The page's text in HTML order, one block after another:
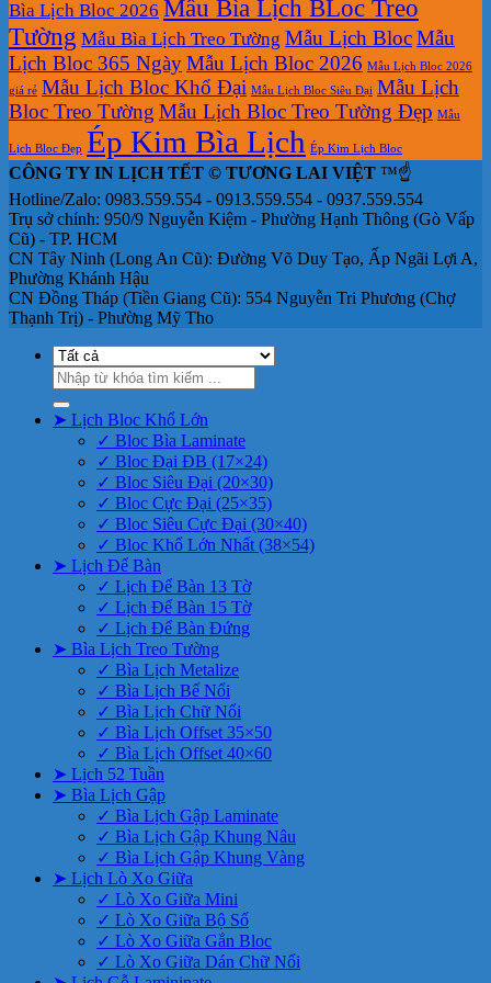
Bìa Lịch Bloc 2026 Mẫu Bìa Lịch BLoc Treo
Tường Mẫu Bìa Lịch Treo Tường Mẫu Lịch BlocMẫu
Lịch Bloc 365 NgàyMẫu Lịch Bloc 2026 Mẫu Lịch Bloc 2026
giá rẻ Mẫu Lịch Bloc Khổ Đại Mẫu Lịch Bloc Siêu Đại Mẫu Lịch
Bloc Treo Tường Mẫu Lịch Bloc Treo Tường Đẹp Mẫu
Lịch Bloc Đẹp Ép Kim Bìa Lịch Ép Kim Lịch Bloc
CÔNG TY IN LỊCH TẾT © TƯƠNG LAI VIỆT ™☝️
Hotline/Zalo: 0983.559.554 - 0913.559.554 - 0937.559.554
Trụ sở chính: 950/9 Nguyễn Kiệm - Phường Hạnh Thông (Gò Vấp
Cũ) - TP. HCM
CN Tây Ninh (Long An Cũ): Đường Võ Duy Tạo, Ấp Ngãi Lợi A,
Phường Khánh Hậu
CN Đồng Tháp (Tiền Giang Cũ): 554 Nguyễn Tri Phương (Chợ
Thạnh Trị) - Phường Mỹ Tho
Tìm
kiếm:
➤ Lịch Bloc Khổ Lớn
✓ Bloc Bìa Laminate
✓ Bloc Đại ĐB (17×24)
✓ Bloc Siêu Đại (20×30)
✓ Bloc Cực Đại (25×35)
✓ Bloc Siêu Cực Đại (30×40)
✓ Bloc Khổ Lớn Nhất (38×54)
➤ Lịch Để Bàn
✓ Lịch Để Bàn 13 Tờ
✓ Lịch Để Bàn 15 Tờ
✓ Lịch Để Bàn Đứng
➤ Bìa Lịch Treo Tường
✓ Bìa Lịch Metalize
✓ Bìa Lịch Bế Nổi
✓ Bìa Lịch Chữ Nổi
✓ Bìa Lịch Offset 35×50
✓ Bìa Lịch Offset 40×60
➤ Lịch 52 Tuần
➤ Bìa Lịch Gập
✓ Bìa Lịch Gập Laminate
✓ Bìa Lịch Gập Khung Nâu
✓ Bìa Lịch Gập Khung Vàng
➤ Lịch Lò Xo Giữa
✓ Lò Xo Giữa Mini
✓ Lò Xo Giữa Bộ Số
✓ Lò Xo Giữa Gắn Bloc
✓ Lò Xo Giữa Dán Chữ Nổi